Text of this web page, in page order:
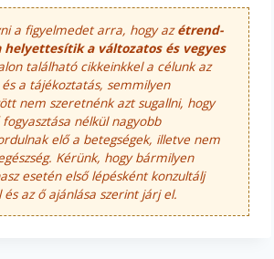
a figyelmedet arra, hogy azétrend-
helyettesítik a változatos és vegyes
található cikkeinkkel a célunk az
a tájékoztatás, semmilyen
nem szeretnénk azt sugallni, hogy
nélkül nagyobb
elő a betegségek, illetve nem
Kérünk, hogy bármilyen
esetén első lépésként konzultálj
az ő ajánlása szerint járj el.